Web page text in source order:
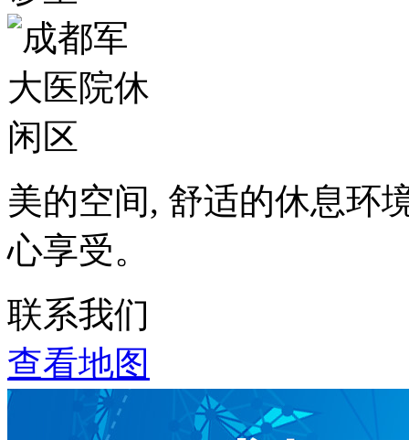
美的空间, 舒适的休息环
心享受。
联系我们
查看地图